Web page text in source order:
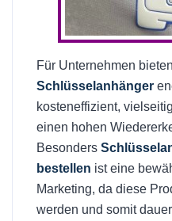
Für Unternehmen bieten
Schlüsselanhänger
kosteneffizient,
einen hohen
Besonders
bestellen ist eine
Marketing, da diese
werden und somit